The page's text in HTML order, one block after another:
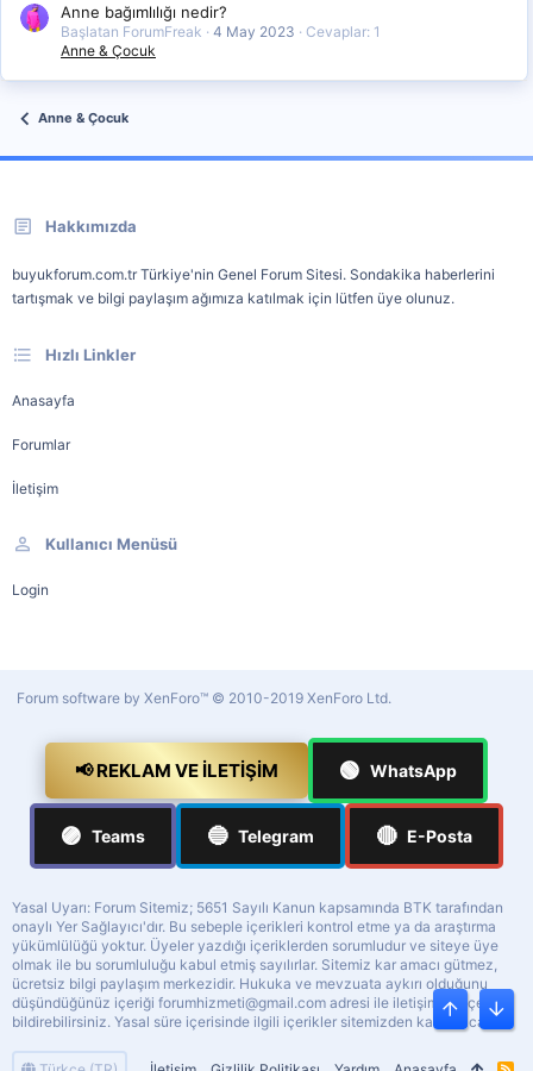
Anne bağımlılığı nedir?
Başlatan ForumFreak 4 May 2023
Cevaplar: 1
Anne & Çocuk
Anne & Çocuk
Hakkımızda
buyukforum.com.tr Türkiye'nin Genel Forum Sitesi. Sondakika haberlerini
tartışmak ve bilgi paylaşım ağımıza katılmak için lütfen üye olunuz.
Hızlı Linkler
Anasayfa
Forumlar
İletişim
Kullanıcı Menüsü
Login
R
Forum software by XenForo™ © 2010-2019 XenForo Ltd.
📢 REKLAM VE İLETIŞIM 🟢 WhatsApp
🟣 Teams 🔵 Telegram 🔴 E-Posta
Yasal Uyarı: Forum Sitemiz; 5651 Sayılı Kanun kapsamında BTK tarafından
onaylı Yer Sağlayıcı'dır. Bu sebeple içerikleri kontrol etme ya da araştırma
yükümlülüğü yoktur. Üyeler yazdığı içeriklerden sorumludur ve siteye üye
olmak ile bu sorumluluğu kabul etmiş sayılırlar. Sitemiz kar amacı gütmez,
ücretsiz bilgi paylaşım merkezidir. Hukuka ve mevzuata aykırı olduğunu
düşündüğünüz içeriği forumhizmeti@gmail.com adresi ile iletişime geçerek
bildirebilirsiniz. Yasal süre içerisinde ilgili içerikler sitemizden kaldırılacaktır.
Üst Alt